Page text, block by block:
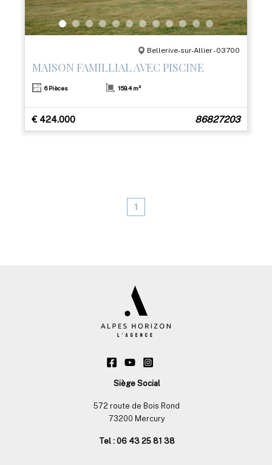
Bellerive-sur-Allier - 03700
MAISON FAMILLIAL AVEC PISCINE
6 Pièces 159.4 m²
€ 424.000 86827203
1
Siège Social
572 route de Bois Rond
73200 Mercury
Tel : 06 43 25 81 38